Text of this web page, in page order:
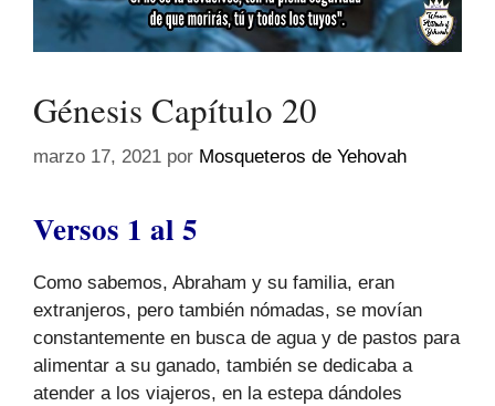
Génesis Capítulo 20
marzo 17, 2021 por Mosqueteros de Yehovah
Versos 1 al 5
Como sabemos, Abraham y su familia, eran
extranjeros, pero también nómadas, se movían
constantemente en busca de agua y de pastos para
alimentar a su ganado, también se dedicaba a
atender a los viajeros, en la estepa dándoles